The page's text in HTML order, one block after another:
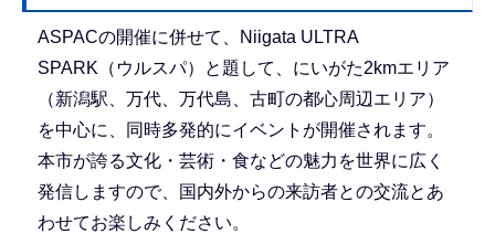
ASPACの開催に併せて、Niigata ULTRA
SPARK（ウルスパ）と題して、にいがた2kmエリア
（新潟駅、万代、万代島、古町の都心周辺エリア）
を中心に、同時多発的にイベントが開催されます。
本市が誇る文化・芸術・食などの魅力を世界に広く
発信しますので、国内外からの来訪者との交流とあ
わせてお楽しみください。